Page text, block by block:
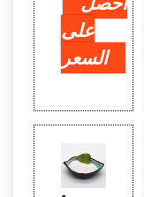
على
السعر